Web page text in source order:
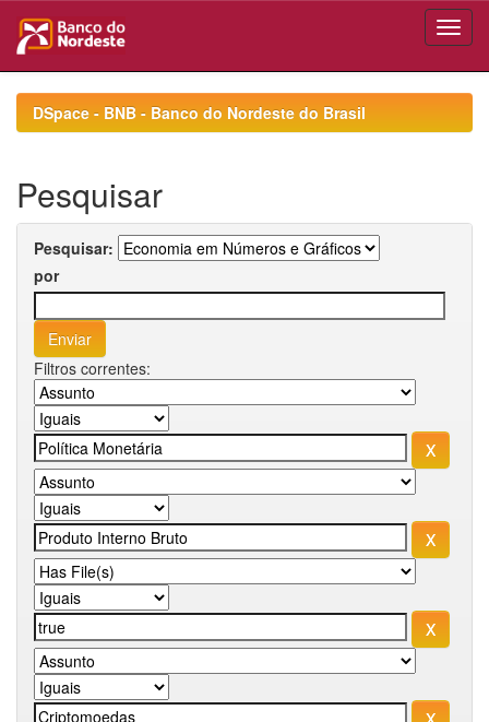
navigationDSpace - BNB - Banco do Nordeste do Brasil
Pesquisar
Pesquisar:
por
Filtros correntes: